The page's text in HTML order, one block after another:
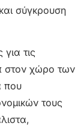
σύγκρουση
τις
στον χώρο των
που
τους